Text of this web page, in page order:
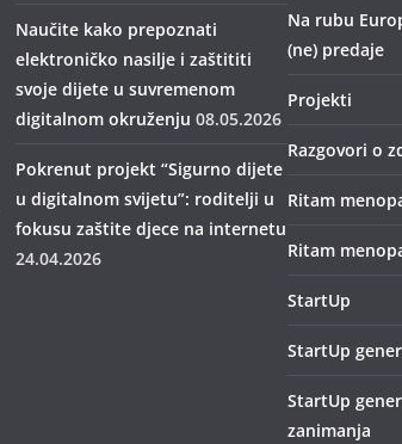
Naučite kako prepoznati
elektroničko nasilje i zaštititi
svoje dijete u suvremenom
digitalnom okruženju 08.05.2026
Pokrenut projekt “Sigurno dijete
u digitalnom svijetu”: roditelji u
fokusu zaštite djece na internetu
24.04.2026
Na rubu
(ne) predaje
Projekti
Razgovori o
Ritam
Ritam
StartUp
StartUp
StartUp
zanimanja